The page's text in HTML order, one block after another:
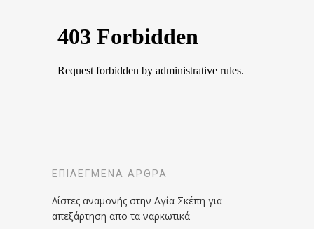
ΕΠΙΛΕΓΜΈΝΑ ΆΡΘΡΑ
Λίστες αναμονής στην Αγία Σκέπη για
απεξάρτηση απο τα ναρκωτικά